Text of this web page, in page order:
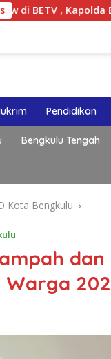
Bengkulu
Pendidikan
Bengkulu Tengah
Kota Bengkulu
Warga